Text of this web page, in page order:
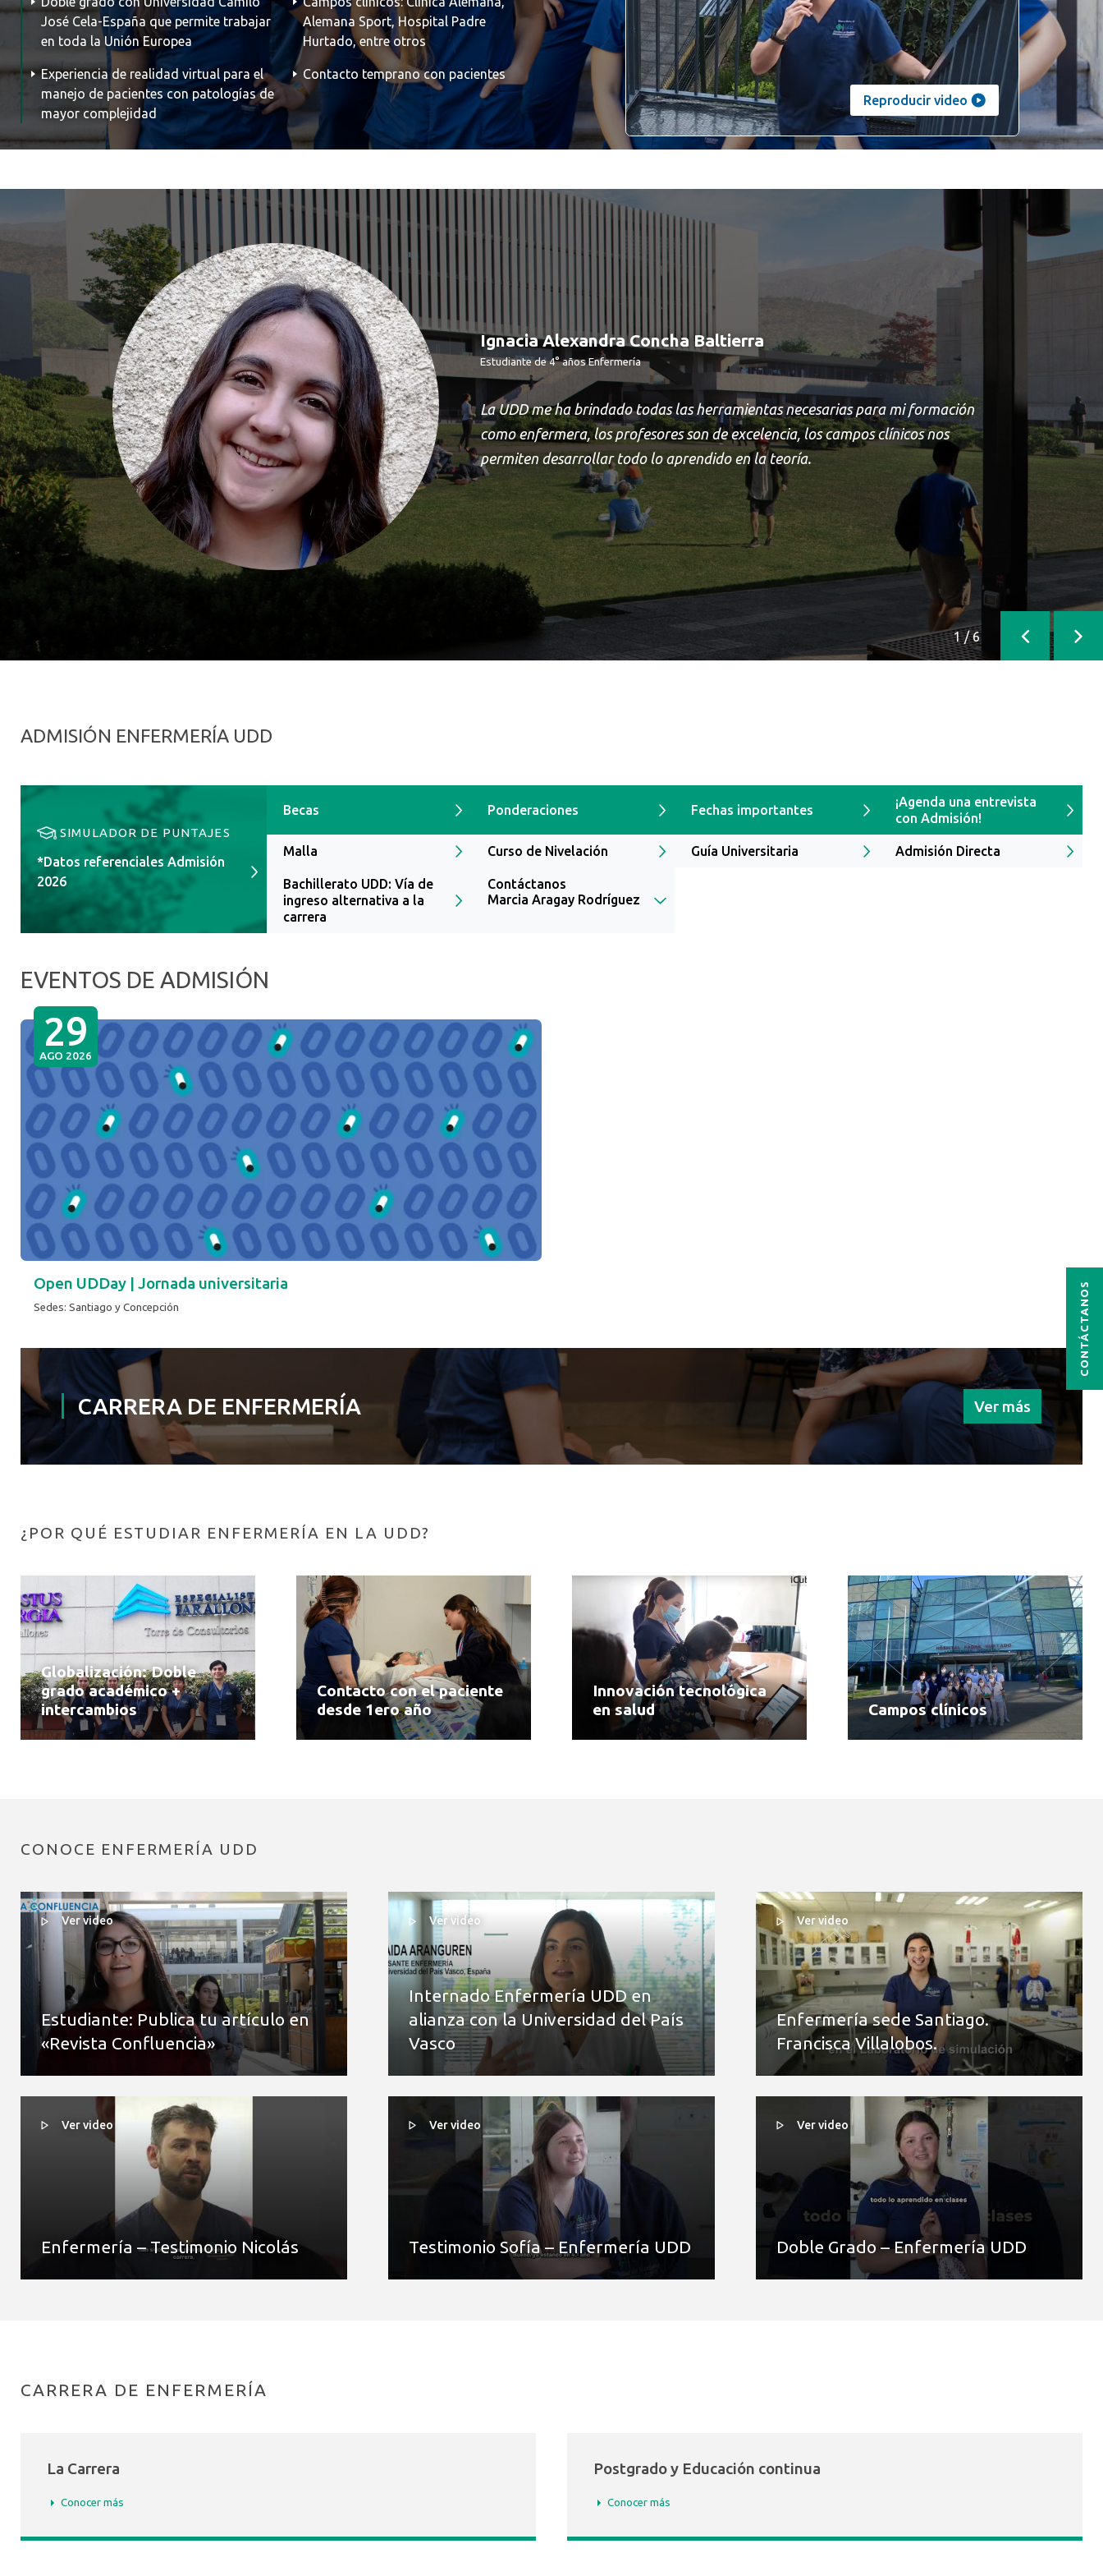
José Cela-España que permite trabajar
en toda la Unión Europea
Alemana Sport, Hospital Padre
Hurtado, entre otros
Experiencia de realidad virtual para el
manejo de pacientes con patologías de
mayor complejidad
Contacto temprano con pacientes
Reproducir video
Ignacia Alexandra Concha Baltierra
Estudiante de 4° años Enfermería
La UDD me ha brindado todas las herramientas necesarias para mi formación
como enfermera, los profesores son de excelencia, los campos clínicos nos
permiten desarrollar todo lo aprendido en la teoría.
1/6
Anterior
ADMISIÓN ENFERMERÍA UDD
SIMULADOR DE PUNTAJES
*Datos referenciales Admisión
2026
Becas Ponderaciones Fechas importantes
¡Agenda una entrevista
con Admisión!
Malla Curso de Nivelación Guía Universitaria Admisión Directa
Bachillerato UDD: Vía de
ingreso alternativa a la
carrera
Contáctanos
Marcia Aragay Rodríguez
EVENTOS DE ADMISIÓN
29
AGO 2026
Open UDDay | Jornada universitaria
Sedes: Santiago y Concepción
CARRERA DE ENFERMERÍA Ver más
¿POR QUÉ ESTUDIAR ENFERMERÍA EN LA UDD?
Globalización: Doble
grado académico +
intercambios
Contacto con el paciente
desde 1ero año
Innovación tecnológica
en salud
Campos clínicos
CONOCE ENFERMERÍA UDD
Ver video
Estudiante: Publica tu artículo en
«Revista Confluencia»
Ver video
Internado Enfermería UDD en
alianza con la Universidad del País
Vasco
Ver video
Enfermería sede Santiago.
Francisca Villalobos.
Ver video
Enfermería – Testimonio Nicolás
Ver video
Testimonio Sofía – Enfermería UDD
Ver video
Doble Grado – Enfermería UDD
CARRERA DE ENFERMERÍA
La Carrera
Conocer más
Postgrado y Educación continua
Conocer más
CONTÁCTANOS